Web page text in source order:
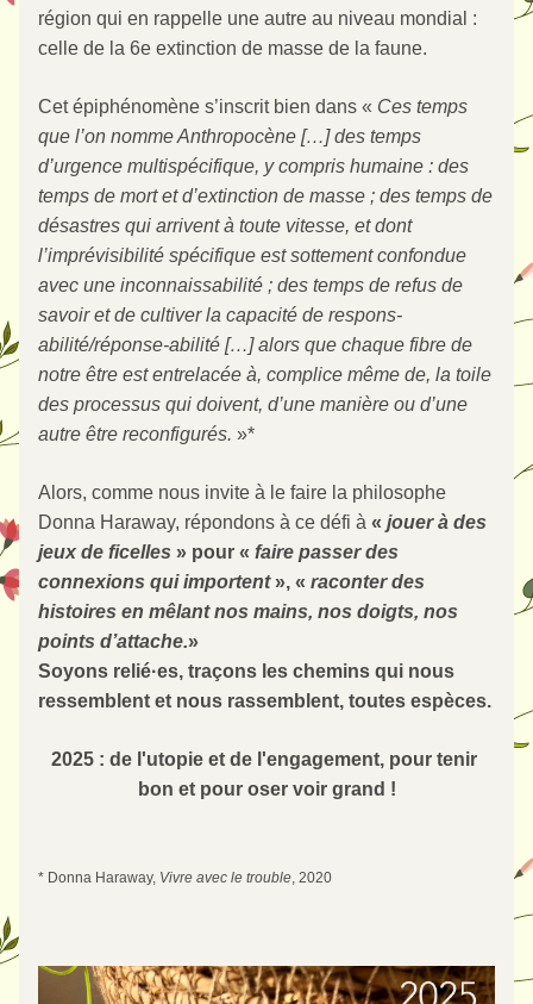
région qui en rappelle une autre au niveau mondial :
celle de la 6e extinction de masse de la faune.
Cet épiphénomène s’inscrit bien dans « Ces temps
que l’on nomme Anthropocène […] des temps
d’urgence multispécifique, y compris humaine : des
temps de mort et d’extinction de masse ; des temps de
désastres qui arrivent à toute vitesse, et dont
l’imprévisibilité spécifique est sottement confondue
avec une inconnaissabilité ; des temps de refus de
savoir et de cultiver la capacité de respons-
abilité/réponse-abilité […] alors que chaque fibre de
notre être est entrelacée à, complice même de, la toile
des processus qui doivent, d’une manière ou d’une
autre être reconfigurés. »*
Alors, comme nous invite à le faire la philosophe
Donna Haraway, répondons à ce défi à « jouer à des
jeux de ficelles » pour « faire passer des
connexions qui importent », « raconter des
histoires en mêlant nos mains, nos doigts, nos
points d’attache.»
Soyons relié·es, traçons les chemins qui nous
2025 : de l'utopie et de l'engagement, pour tenir
bon et pour oser voir grand !
* Donna Haraway, Vivre avec le trouble, 2020